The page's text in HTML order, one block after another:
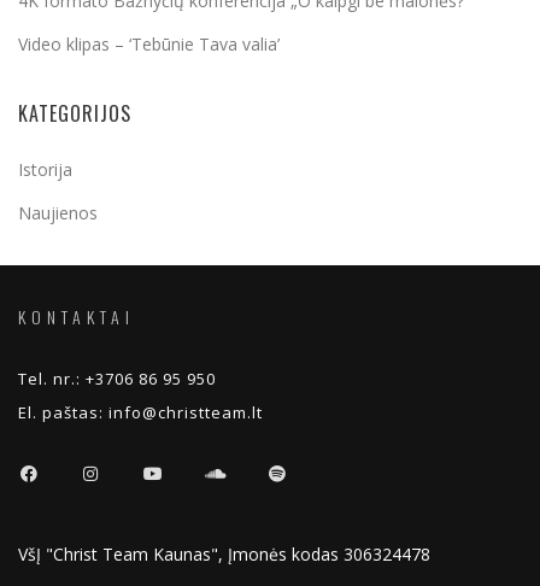
Video klipas – ‘Tebūnie Tava valia’
KATEGORIJOS
Istorija
Naujienos
KONTAKTAI
Tel. nr.: +3706 86 95 950
El. paštas: info@christteam.lt
VšĮ "Christ Team Kaunas", Įmonės kodas 306324478